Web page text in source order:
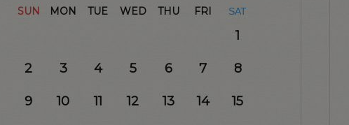
SUN MON TUE WED THU FRI SAT
1
2 3 4 5 6 7 8
9 10 11 12 13 14 15